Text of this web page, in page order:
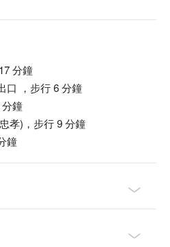
分鐘
口 ，步行 6 分鐘
鐘
孝)，步行 9 分鐘
鐘